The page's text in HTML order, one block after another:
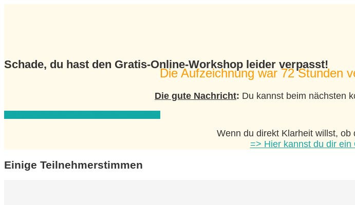
​Schade, du hast den Gratis-Online-Workshop leider verpasst!
Die Aufzeichnung war 72 Stunden
Die gute Nachricht: Du kannst beim nächsten
Wenn du direkt Klarheit willst, ob
=> Hier kannst du dir ein
Einige Teilnehmerstimmen